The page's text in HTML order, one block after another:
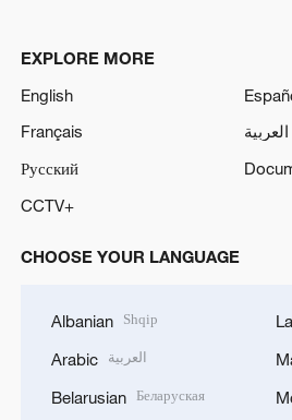
EXPLORE MORE
English
Français
العربية
Русский
CCTV+
CHOOSE YOUR LANGUAGE
Albanian Shqip
Arabic العربية
Belarusian Беларуская